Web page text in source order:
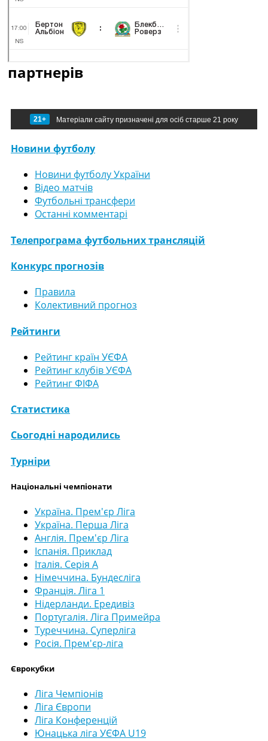
партнерів
21+ Матеріали сайту призначені для осіб старше 21 року
Новини футболу
Новини футболу України
Відео матчів
Футбольні трансфери
Останні комментарі
Телепрограма футбольних трансляцій
Конкурс прогнозів
Правила
Колективний прогноз
Рейтинги
Рейтинг країн УЄФА
Рейтинг клубів УЄФА
Рейтинг ФІФА
Статистика
Сьогодні народились
Турніри
Національні чемпіонати
Україна. Прем'єр Ліга
Україна. Перша Ліга
Англія. Прем'єр Ліга
Іспанія. Приклад
Італія. Серія А
Німеччина. Бундесліга
Франція. Ліга 1
Нідерланди. Ередивіз
Португалія. Ліга Примейра
Туреччина. Суперліга
Росія. Прем'єр-ліга
Єврокубки
Ліга Чемпіонів
Ліга Європи
Ліга Конференцій
Юнацька ліга УЄФА U19